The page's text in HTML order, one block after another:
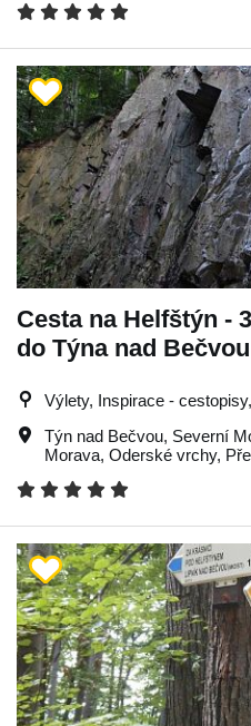
Cesta na Helfštýn -
do Týna nad Bečvou
Výlety, Inspirace -
Týn nad Bečvou, Severní
Morava, Oderské vrchy,